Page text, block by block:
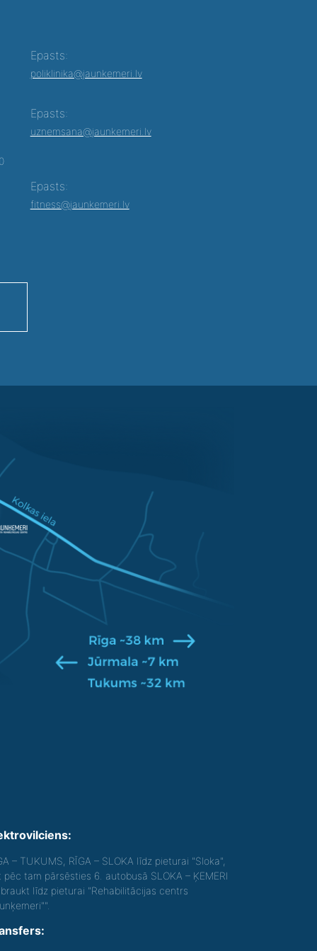
Epasts:
poliklinika@jaunkemeri.lv
Epasts:
uznemsana@jaunkemeri.lv
Epasts:
fitness@jaunkemeri.lv
– TUKUMS, RĪGA – SLOKA līdz pieturai "Sloka",
pēc tam pārsēsties 6. autobusā SLOKA – ĶEMERI
līdz pieturai "Rehabilitācijas centrs